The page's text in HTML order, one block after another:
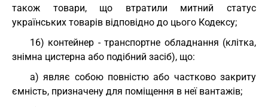
також товари, що втратили митний статус
українських товарів відповідно до цього Кодексу;
16) контейнер - транспортне обладнання (клітка,
знімна цистерна або подібний засіб), що:
а) являє собою повністю або частково закриту
ємність, призначену для поміщення в неї вантажів;